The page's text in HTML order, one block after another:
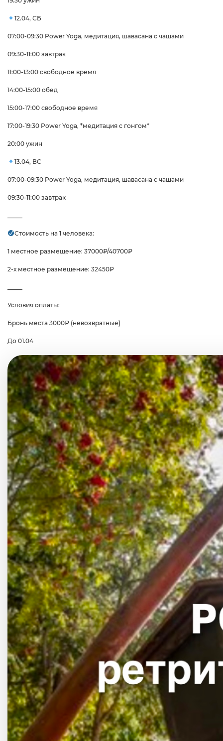
12.04, СБ
07:00-09:30 Power Yoga, медитация, шавасана с чашами
09:30-11:00 завтрак
11:00-13:00 свободное время
14:00-15:00 обед
15:00-17:00 свободное время
17:00-19:30 Power Yoga, *медитация с гонгом*
20:00 ужин
13.04, ВС
07:00-09:30 Power Yoga, медитация, шавасана с чашами
09:30-11:00 завтрак
Стоимость на 1 человека:
1 местное размещение: 37000₽/40700₽
2-х местное размещение: 32450₽
Условия оплаты:
Бронь места 3000₽ (невозвратные)
До 01.04